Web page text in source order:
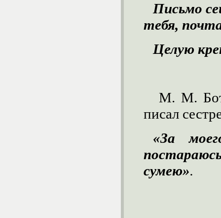
Письмо
тебя,
Целую
М. М.
писал
«За
сумею».